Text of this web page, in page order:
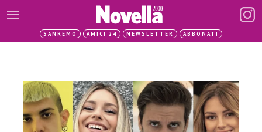
SANREMO AMICI 24 NEWSLETTER ABBONATI